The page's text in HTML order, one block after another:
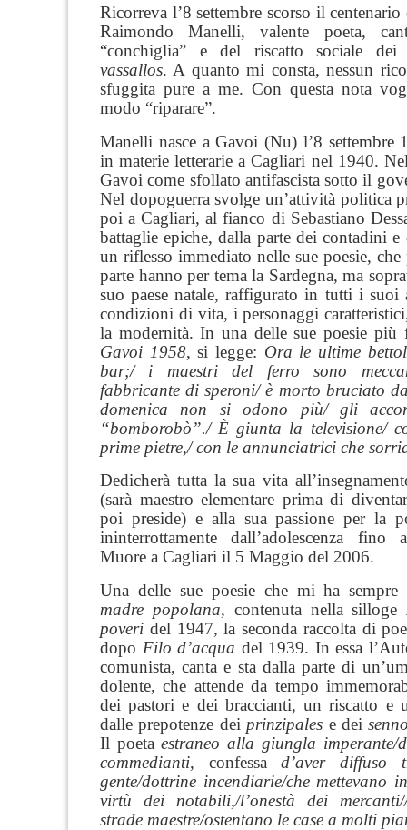
Ricorreva l’8 settembre scorso il
Raimondo Manelli, valente poeta,
“conchiglia” e del riscatto sociale
vassallos. A quanto mi consta, nessun
sfuggita pure a me. Con questa nota
modo “riparare”.
Manelli nasce a Gavoi (Nu) l’8 settembre
in materie letterarie a Cagliari nel 1940.
Gavoi come sfollato antifascista sotto il
Nel dopoguerra svolge un’attività politica
poi a Cagliari, al fianco di Sebastiano
battaglie epiche, dalla parte dei contadini e
un riflesso immediato nelle sue poesie,
parte hanno per tema la Sardegna, ma
suo paese natale, raffigurato in tutti i suoi
condizioni di vita, i personaggi
la modernità. In una delle sue poesie
Gavoi 1958, si legge: Ora le ultime
bar;/ i maestri del ferro sono
fabbricante di speroni/ è morto bruciato
domenica non si odono più/ gli
“bomborobò”./ È giunta la televisione/
prime pietre,/ con le annunciatrici che
Dedicherà tutta la sua vita
(sarà maestro elementare prima di
poi preside) e alla sua passione per la
ininterrottamente dall’adolescenza fino
Muore a Cagliari il 5 Maggio del 2006.
Una delle sue poesie che mi ha
madre popolana, contenuta nella silloge
poveri del 1947, la seconda raccolta di
dopo Filo d’acqua del 1939. In essa
comunista, canta e sta dalla parte di
dolente, che attende da tempo
dei pastori e dei braccianti, un riscatto e
dalle prepotenze dei prinzipales e dei
Il poetaestraneo alla giungla imperante/
commedianti, confessad’aver
gente/dottrine incendiarie/che mettevano
virtù dei notabili,/l’onestà dei
strade maestre/ostentano le case a molti